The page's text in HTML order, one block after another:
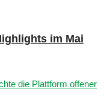
im Mai